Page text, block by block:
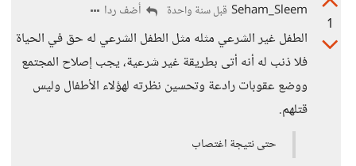
1
Seham_Sleem قبل سنة واحدة أضف ردا
الطفل غير الشرعي مثله مثل الطفل الشرعي له حق في الحياة
فلا ذنب له أنه أتى بطريقة غير شرعية، يجب إصلاح المجتمع
ووضع عقوبات رادعة وتحسين نظرته لهؤلاء الأطفال وليس
قتلهم.
حتى نتيجة اغتصاب